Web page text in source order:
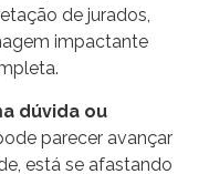
de jurados,
impactante
dúvida ou
parecer avançar
está se afastando